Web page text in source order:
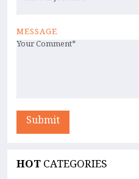
MESSAGE
Submit
HOTCATEGORIES